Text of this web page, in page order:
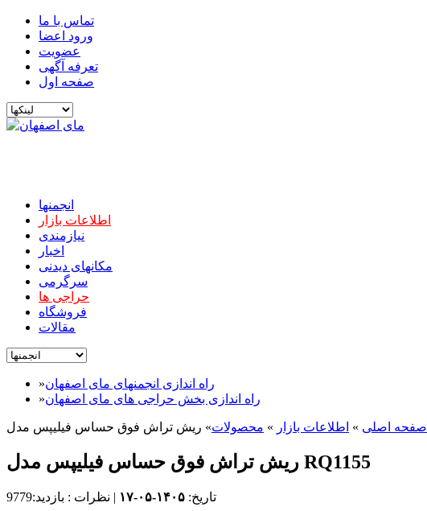
تماس با ما
ورود اعضا
عضویت
تعرفه آگهی
صفحه اول
انجمنها
اطلاعات بازار
نیازمندی
اخبار
مکانهای دیدنی
سرگرمی
حراجی ها
فروشگاه
مقالات
»راه اندازی انجمنهای مای اصفهان
»راه اندازی بخش حراجی های مای اصفهان
صفحه اصلی » اطلاعات بازار » محصولات»
ریش تراش فوق حساس فیلیپس مدل RQ1155
تاریخ: ۱۴۰۵-۰۵-۱۷ | نظرات : بازدید:9779